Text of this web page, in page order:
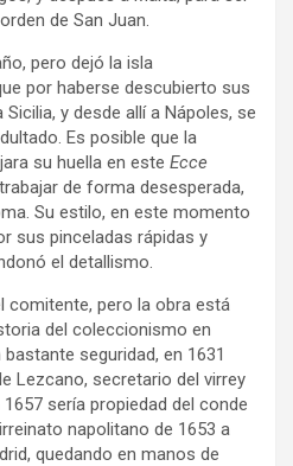
de San Juan.
pero dejó la isla
por haberse descubierto sus
y desde allí a Nápoles, se
Es posible que la
su huella en este Ecce
de forma desesperada,
Su estilo, en este momento
sus pinceladas rápidas y
el detallismo.
comitente, pero la obra está
del coleccionismo en
seguridad, en 1631
Lezcano, secretario del virrey
sería propiedad del conde
napolitano de 1653 a
quedando en manos de